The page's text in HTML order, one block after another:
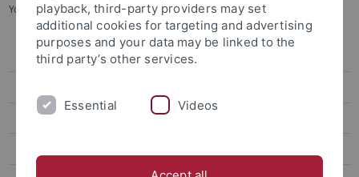
You are here: Startseite ... Programm "Doppelmaster"
Bachelor of Education (B.Ed.) - Deutsch
Praxissemester
playback, third-party providers may set
additional cookies for targeting and advertising
purposes and your data may be linked to the
third party’s other services.
Essential Videos